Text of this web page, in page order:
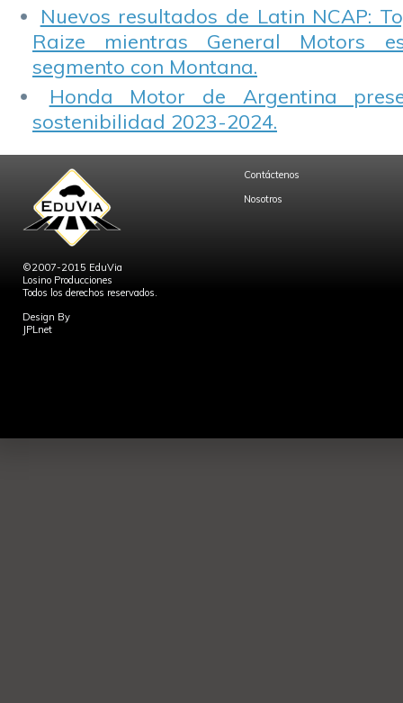
Nuevos resultados de Latin NCAP:
Raize mientras General Motors
segmento con Montana.
Honda Motor de Argentina
sostenibilidad 2023-2024.
©2007-2015 EduVia
Losino Producciones
Todos los derechos reservados.
Design By
JPLnet
Contáctenos
Nosotros